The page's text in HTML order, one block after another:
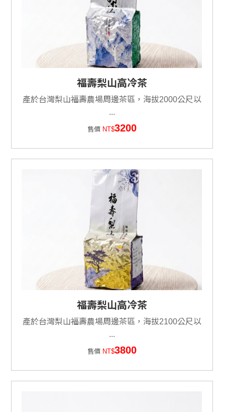
福壽梨山高冷茶
產於台灣梨山福壽農場周邊茶區，海拔2000公尺以
...
售價 NT$3200
福壽梨山高冷茶
產於台灣梨山福壽農場周邊茶區，海拔2100公尺以
...
售價 NT$3800